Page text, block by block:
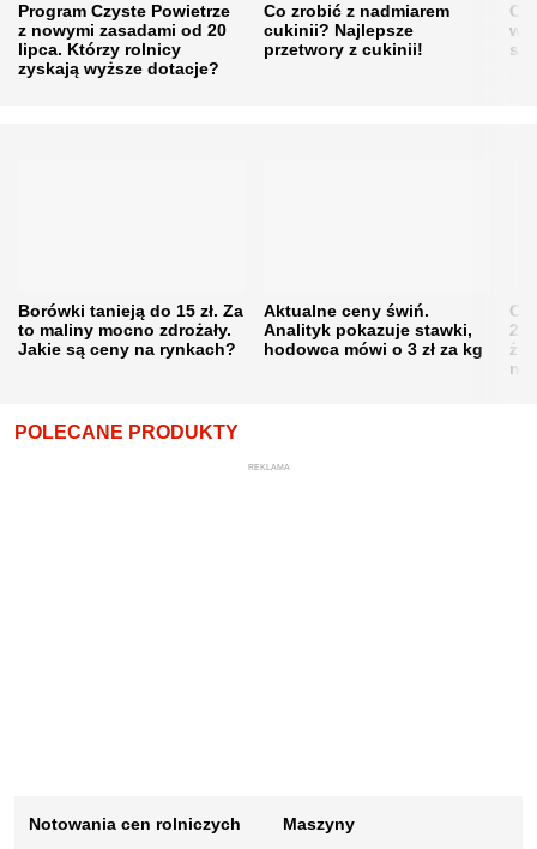
Program Czyste Powietrze
z nowymi zasadami od 20
lipca. Którzy rolnicy
zyskają wyższe dotacje?
Co zrobić z nadmiarem
cukinii? Najlepsze
przetwory z cukinii!
w
Borówki tanieją do 15 zł. Za
to maliny mocno zdrożały.
Jakie są ceny na rynkach?
Aktualne ceny świń.
Analityk pokazuje stawki,
hodowca mówi o 3 zł za kg
POLECANE PRODUKTY
REKLAMA
Notowania cen rolniczych
Maszyny